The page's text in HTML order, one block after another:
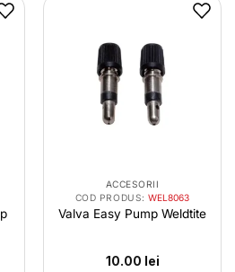
ACCESORII
COD PRODUS:WEL8063
Valva Easy Pump Weldtite
10.00 lei